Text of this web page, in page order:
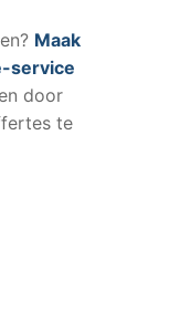
Maak
service
door
te